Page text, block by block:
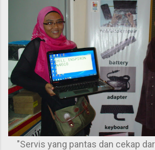
"Servis yang pantas dan cekap